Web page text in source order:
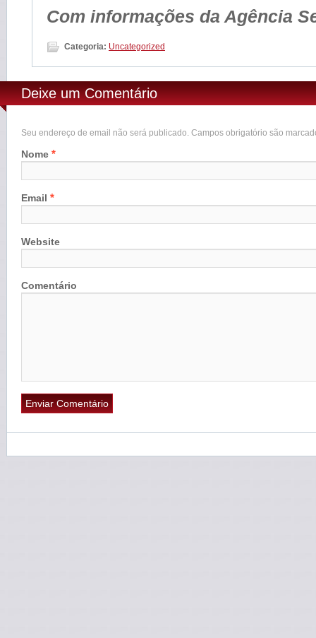
Com informações da Agência
Categoria: Uncategorized
Deixe um Comentário
Seu endereço de email não será publicado. Campos obrigatório são
Nome *
Email *
Website
Comentário